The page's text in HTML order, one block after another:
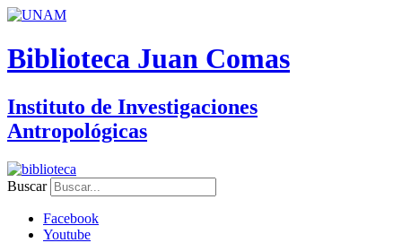
Biblioteca Juan Comas
Instituto de Investigaciones
Antropológicas
Buscar
Facebook
Youtube